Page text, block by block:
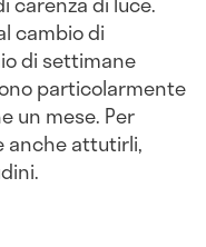
cambio di
di settimane
particolarmente
un mese. Per
anche attutirli,